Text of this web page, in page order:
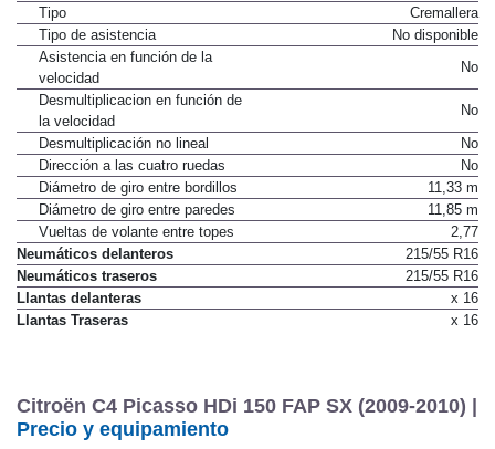
Tipo
Cremallera
Tipo de asistencia
No disponible
Asistencia en función de la
velocidad
No
Desmultiplicacion en función de
la velocidad
No
Desmultiplicación no lineal
No
Dirección a las cuatro ruedas
No
Diámetro de giro entre bordillos
11,33 m
Diámetro de giro entre paredes
11,85 m
Vueltas de volante entre topes
2,77
Neumáticos delanteros
215/55 R16
Neumáticos traseros
215/55 R16
Llantas delanteras
x 16
Llantas Traseras
x 16
Citroën C4 Picasso HDi 150 FAP SX (2009-2010) |
Precio y equipamiento